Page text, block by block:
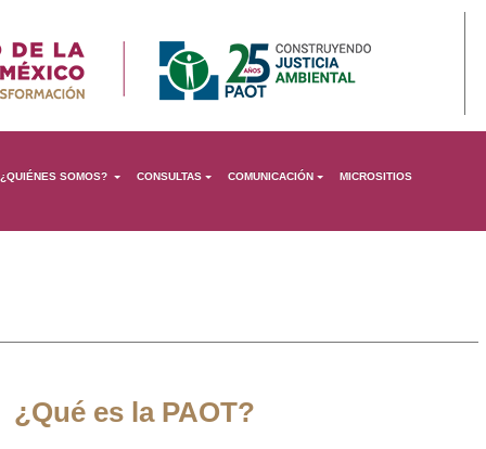
¿QUIÉNES SOMOS? CONSULTAS COMUNICACIÓN MICROSITIOS
¿Qué es la PAOT?